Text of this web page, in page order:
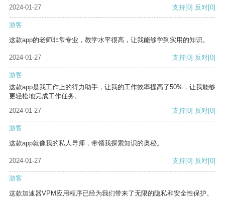
2024-01-27 支持[0] 反对[0]
游客
这款app的老师非常专业，教学水平很高，让我能够学到实用的知识。
2024-01-27 支持[0] 反对[0]
游客
这款app是我工作上的得力助手，让我的工作效率提高了50%，让我能够
更轻松地完成工作任务。
2024-01-27
支持[0] 反对[0]
游客
这款app就像我的私人导师，带领我探索知识的奥秘。
2024-01-27 支持[0] 反对[0]
游客
这款加速器VPM应用程序已经为我们带来了无限的隐私和安全性保护。